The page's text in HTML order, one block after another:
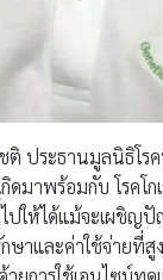
ประธานมูลนิธิโรค
ดมาพร้อมกับ โรคโ
ให้ได้แม้จะเผชิญปั
ษาและค่าใช้จ่ายที่